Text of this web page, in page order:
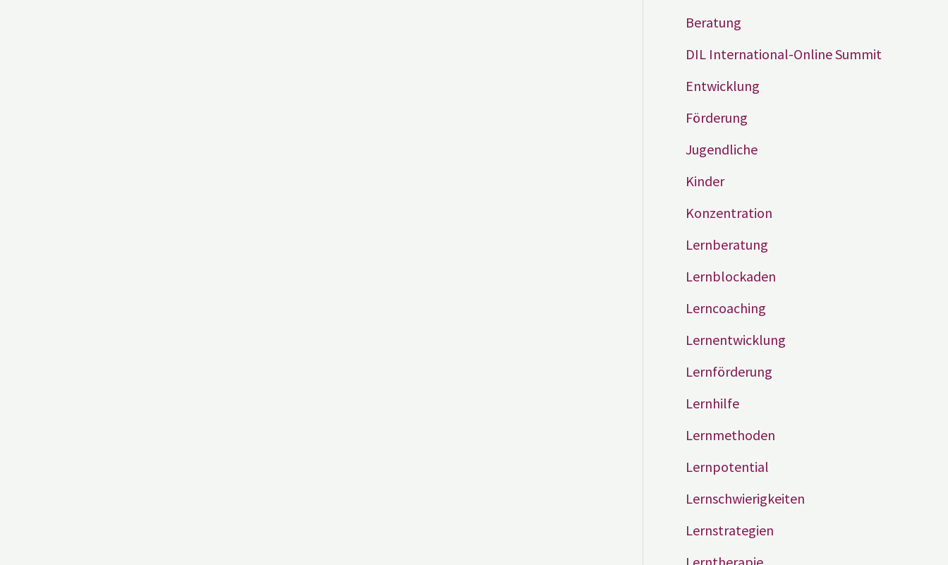
Beratung
DIL International-Online Summit
Entwicklung
Förderung
Jugendliche
Kinder
Konzentration
Lernberatung
Lernblockaden
Lerncoaching
Lernentwicklung
Lernförderung
Lernhilfe
Lernmethoden
Lernpotential
Lernschwierigkeiten
Lernstrategien